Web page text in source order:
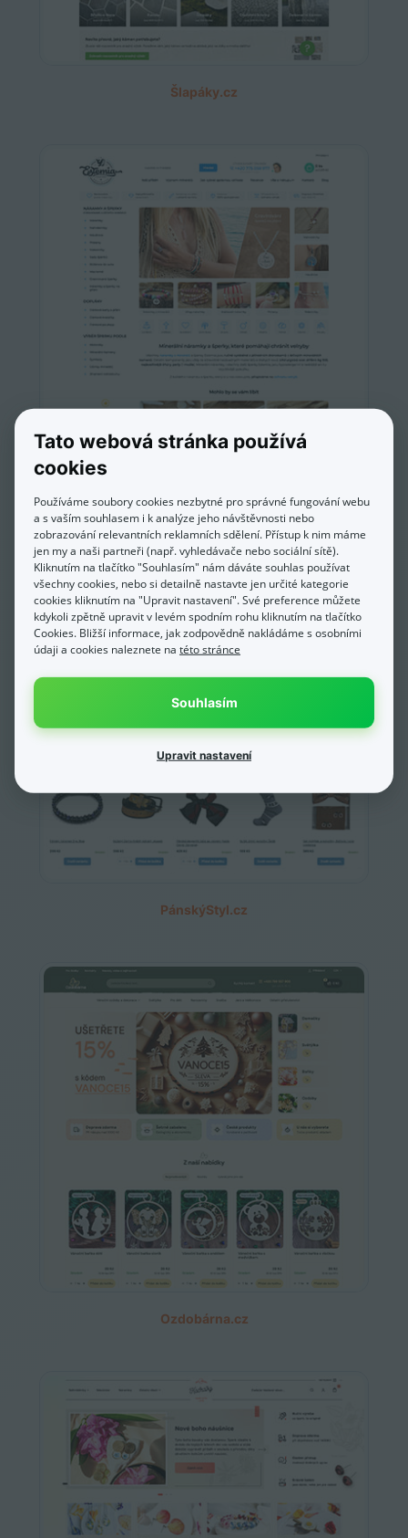
Šlapáky.cz
Estemia.cz
PánskýStyl.cz
Ozdobárna.cz
Tato webová stránka používá
cookies
Používáme soubory cookies nezbytné pro správné fungování webu
a s vaším souhlasem i k analýze jeho návštěvnosti nebo
zobrazování relevantních reklamních sdělení. Přístup k nim máme
jen my a naši partneři (např. vyhledávače nebo sociální sítě).
Kliknutím na tlačítko "Souhlasím" nám dáváte souhlas používat
všechny cookies, nebo si detailně nastavte jen určité kategorie
cookies kliknutím na "Upravit nastavení". Své preference můžete
kdykoli zpětně upravit v levém spodním rohu kliknutím na tlačítko
Cookies. Bližší informace, jak zodpovědně nakládáme s osobními
údaji a cookies naleznete na této stránce
Souhlasím
Upravit nastavení